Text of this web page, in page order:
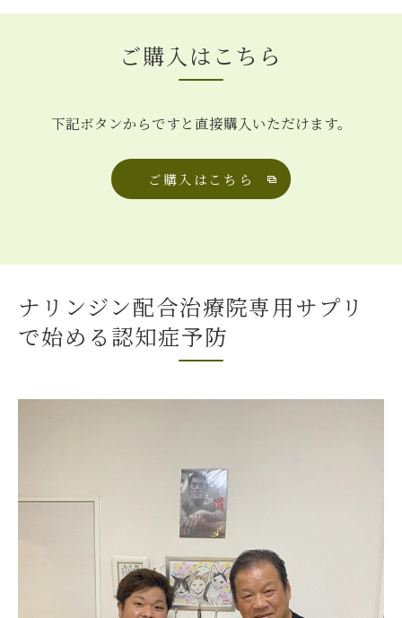
ご購入はこちら
下記ボタンからですと直接購入いただけます。
ご購入はこちら
ナリンジン配合治療院専用サプリ
で始める認知症予防